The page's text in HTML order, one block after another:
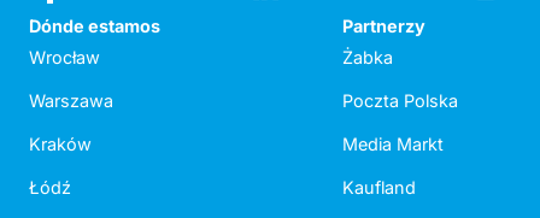
Dónde estamos
Wrocław
Warszawa
Kraków
Łódź
Partnerzy
Żabka
Poczta Polska
Media Markt
Kaufland